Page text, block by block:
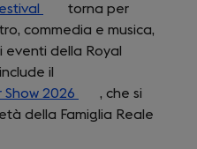
tab)
new
tab)
(opens
in
a
new
tab)
torna per
commedia e musica,
della Royal
il
Show 2026
(opens
in
, che si
della Famiglia Reale